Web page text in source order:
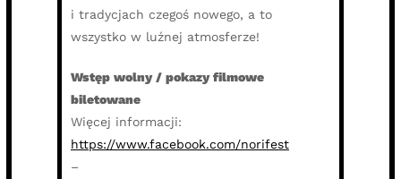
i tradycjach czegoś nowego, a to
wszystko w luźnej atmosferze!
Wstęp wolny / pokazy filmowe
biletowane
Więcej informacji:
https://www.facebook.com/norifest
–